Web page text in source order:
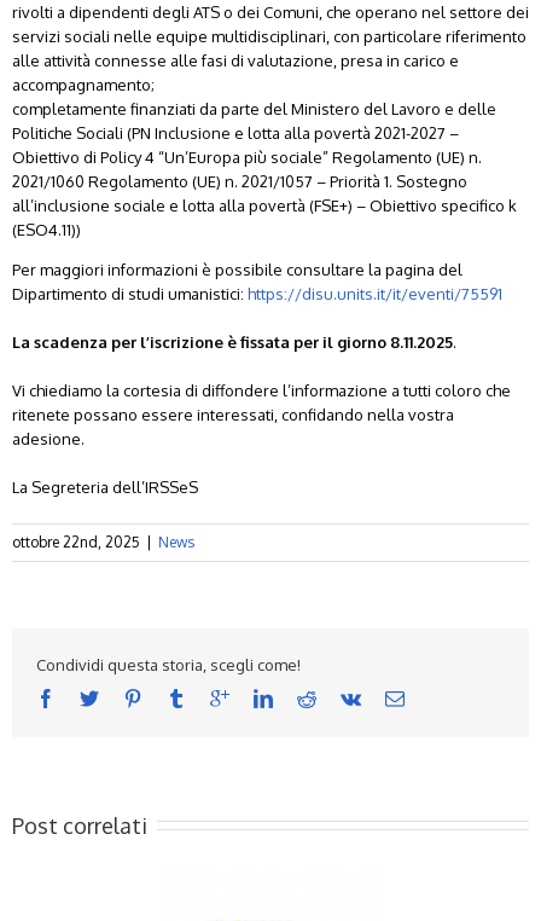
rivolti a dipendenti degli ATS o dei Comuni, che operano nel settore dei
servizi sociali nelle equipe multidisciplinari, con particolare riferimento
alle attività connesse alle fasi di valutazione, presa in carico e
accompagnamento;
completamente finanziati da parte del Ministero del Lavoro e delle
Politiche Sociali (PN Inclusione e lotta alla povertà 2021-2027 –
Obiettivo di Policy 4 “Un’Europa più sociale” Regolamento (UE) n.
2021/1060 Regolamento (UE) n. 2021/1057 – Priorità 1. Sostegno
all’inclusione sociale e lotta alla povertà (FSE+) – Obiettivo specifico k
(ESO4.11))
Per maggiori informazioni è possibile consultare la pagina del
Dipartimento di studi umanistici: https://disu.units.it/it/eventi/75591
La scadenza per l’iscrizione è fissata per il giorno 8.11.2025.
Vi chiediamo la cortesia di diffondere l’informazione a tutti coloro che
ritenete possano essere interessati, confidando nella vostra
adesione.
La Segreteria dell’IRSSeS
ottobre 22nd, 2025 News
Condividi questa storia, scegli come!
Post correlati